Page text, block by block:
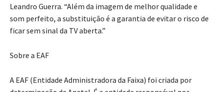
Leandro Guerra. “Além da imagem de melhor qualidade e
som perfeito, a substituição é a garantia de evitar o risco de
ficar sem sinal da TV aberta.”
Sobre a EAF
A EAF (Entidade Administradora da Faixa) foi criada por